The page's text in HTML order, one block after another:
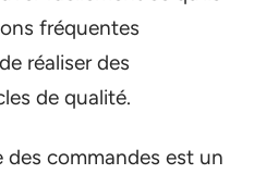
fréquentes
réaliser des
de qualité.
des commandes est un